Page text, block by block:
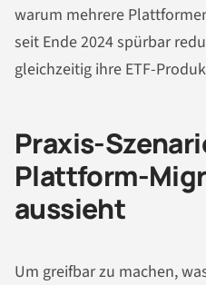
warum mehrere
seit Ende 2024 spürbar
gleichzeitig ihre ETF-
Praxis-
Plattform-
aussieht
Um greifbar zu machen,